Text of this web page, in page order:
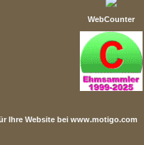
WebCounter